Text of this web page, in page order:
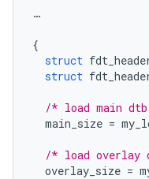
…
{
struct
struct
/* load main
main_size =
/* load overlay
overlay_size =